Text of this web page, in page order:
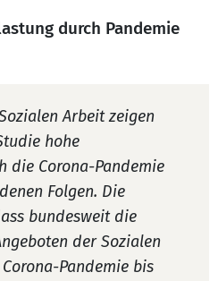
durch Pandemie
Arbeit zeigen
hohe
die Corona-Pandemie
Folgen. Die
bundesweit die
der Sozialen
Pandemie bis